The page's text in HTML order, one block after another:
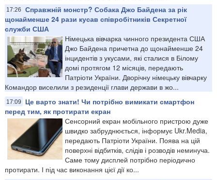
17:26
Справжній монстр? Собака Джо Байдена за рік
щонайменше 24 рази кусав співробітників Секретної
служби США
Німецька вівчарка чинного президента США
Джо Байдена причетна до щонайменше 24
інцидентів з укусами, які сталися в Білому
домі протягом 12 місяців, передають
Патріоти України. Дворічну німецьку вівчарку
Командор виселили з резиденції глави держави в жо...
17:09
Це варто знати! Чи потрібно вимикати смартфон
перед тим, як протирати екран
Сенсорний екран мобільного пристрою дуже
швидко забруднюється, інформує Ukr.Media,
передають Патріоти України. Поява на цій
поверхні відбитків, слідів і розводів неминуча.
Саме тому дисплей потрібно періодично
протирати. І під час виконання цієї дії ко...